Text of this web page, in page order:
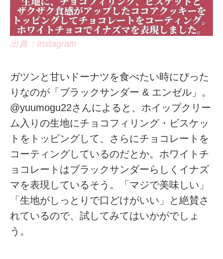
出典：Instagram
ガツンと甘いドーナツを食べたい時にぴった
りなのが「ブラックサンダー & エンゼル」。
@yuumogu22さんによると、ホイップクリー
ム入りの生地にチョコフィリング・ビスケッ
トをトッピングして、さらにチョコレートを
コーティングしているのだとか。ホワイトチ
ョコレートはブラックサンダーらしくイナズ
マを表現しているそう。「マジで美味しい」
「生地がしっとりで口どけがいい」と絶賛さ
れているので、試してみてはいかがでしょ
う。